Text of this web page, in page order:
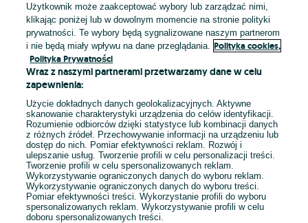
Kontynuuj przez konto Google
LUB
E-mail
Hasło
Użytkownik może zaakceptować wybory lub zarządzać nimi,
klikając poniżej lub w dowolnym momencie na stronie polityki
prywatności. Te wybory będą sygnalizowane naszym partnerom
i nie będą miały wpływu na dane przeglądania.
Polityka cookies,
Polityka Prywatności
Wraz z naszymi partnerami przetwarzamy dane w celu
zapewnienia:
Użycie dokładnych danych geolokalizacyjnych. Aktywne
skanowanie charakterystyki urządzenia do celów identyfikacji.
Rozumienie odbiorców dzięki statystyce lub kombinacji danych
z różnych źródeł. Przechowywanie informacji na urządzeniu lub
dostęp do nich. Pomiar efektywności reklam. Rozwój i
ulepszanie usług. Tworzenie profili w celu personalizacji treści.
Tworzenie profili w celu spersonalizowanych reklam.
Wykorzystywanie ograniczonych danych do wyboru reklam.
Wykorzystywanie ograniczonych danych do wyboru treści.
Pomiar efektywności treści. Wykorzystanie profili do wyboru
spersonalizowanych reklam. Wykorzystywanie profili w celu
doboru spersonalizowanych treści.